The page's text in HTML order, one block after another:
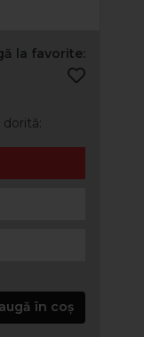
la favorite:
în coș